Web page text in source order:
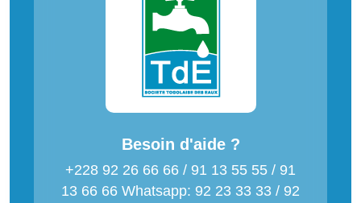
Besoin d'aide ?
+228 92 26 66 66 / 91 13 55 55 / 91
13 66 66 Whatsapp: 92 23 33 33 / 92